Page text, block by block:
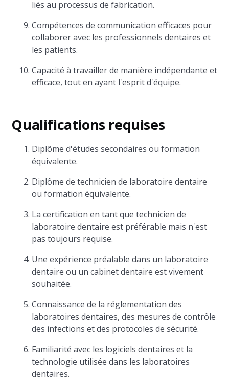
liés au processus de fabrication.
Compétences de communication efficaces pour
collaborer avec les professionnels dentaires et
les patients.
Capacité à travailler de manière indépendante et
efficace, tout en ayant l'esprit d'équipe.
Qualifications requises
Diplôme d'études secondaires ou formation
équivalente.
Diplôme de technicien de laboratoire dentaire
ou formation équivalente.
La certification en tant que technicien de
laboratoire dentaire est préférable mais n'est
pas toujours requise.
Une expérience préalable dans un laboratoire
dentaire ou un cabinet dentaire est vivement
souhaitée.
Connaissance de la réglementation des
laboratoires dentaires, des mesures de contrôle
des infections et des protocoles de sécurité.
Familiarité avec les logiciels dentaires et la
technologie utilisée dans les laboratoires
dentaires.